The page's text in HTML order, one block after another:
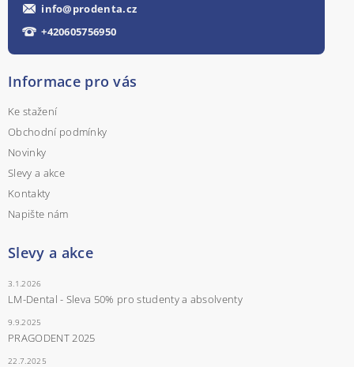
info@prodenta.cz
+420605756950
Informace pro vás
Ke stažení
Obchodní podmínky
Novinky
Slevy a akce
Kontakty
Napište nám
Slevy a akce
3.1.2026
LM-Dental - Sleva 50% pro studenty a absolventy
9.9.2025
PRAGODENT 2025
22.7.2025